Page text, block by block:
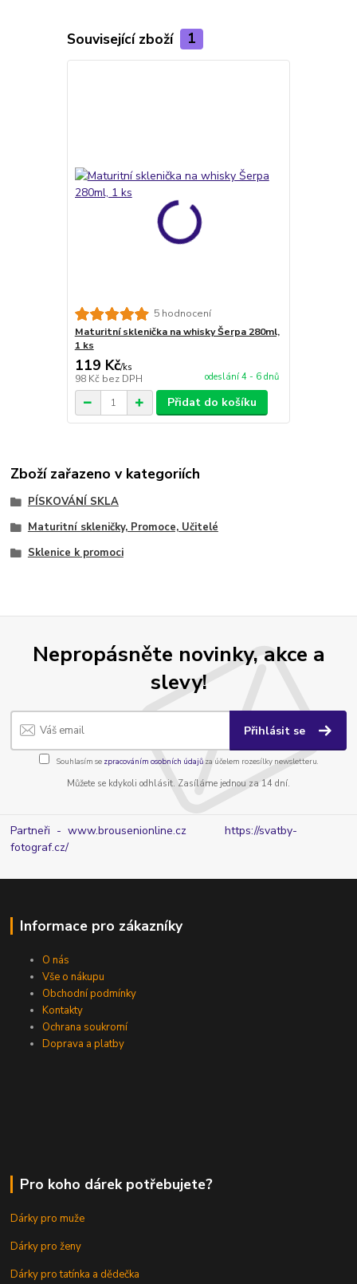
Související zboží 1
5 hodnocení
Maturitní sklenička na whisky Šerpa 280ml,
1 ks
119 Kč/ks
98 Kč bez DPH odeslání 4 - 6 dnů
Přidat do košíku
Zboží zařazeno v kategoriích
PÍSKOVÁNÍ SKLA
Maturitní skleničky, Promoce, Učitelé
Sklenice k promoci
Nepropásněte novinky, akce a
slevy!
Přihlásit se
Souhlasím se zpracováním osobních údajůza účelem rozesílky newsletteru.
Můžete se kdykoli odhlásit. Zasíláme jednou za 14 dní.
Partneři - www.brousenionline.czhttps://svatby-
fotograf.cz/
Informace pro zákazníky
O nás
Vše o nákupu
Obchodní podmínky
Kontakty
Ochrana soukromí
Doprava a platby
Pro koho dárek potřebujete?
Dárky pro muže
Dárky pro ženy
Dárky pro tatínka a dědečka